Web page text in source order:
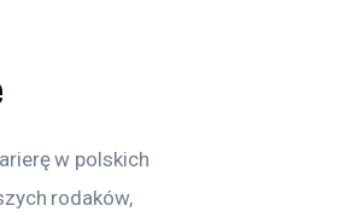
w polskich
rodaków,